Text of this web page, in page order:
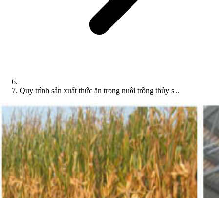
Quy trình sản xuất thức ăn trong nuôi trồng thủy s...